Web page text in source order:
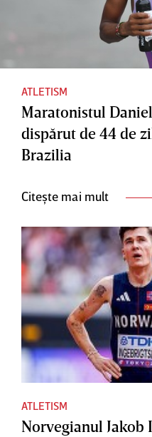
ATLETISM
Maratonistul
dispărut de 44 de
Brazilia
Citește mai mult
ATLETISM
Norvegianul Jakob